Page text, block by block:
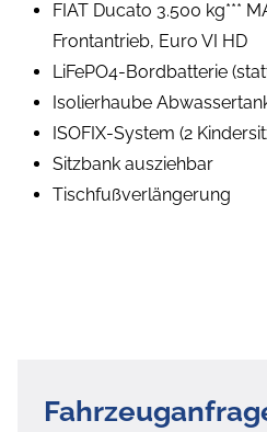
FIAT Ducato 3.500 kg***
Frontantrieb, Euro VI HD
LiFePO4-Bordbatterie
Isolierhaube
ISOFIX-System (2
Sitzbank ausziehbar
Tischfußverlängerung